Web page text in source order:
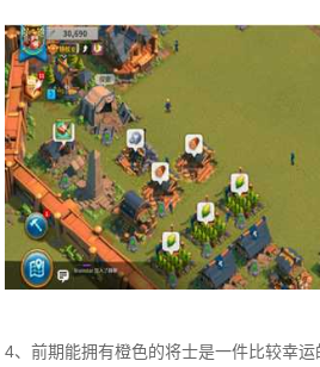
4、前期能拥有橙色的将士是一件比较幸